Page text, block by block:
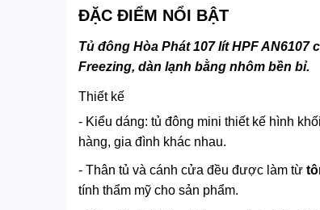
ĐẶC ĐIỂM NỔI BẬT
Tủ đông Hòa Phát 107 lít HPF
Freezing, dàn lạnh bằng nhôm bền bỉ.
Thiết kế
- Kiểu dáng: tủ đông mini thiết kế hình
hàng, gia đình khác nhau.
- Thân tủ và cánh cửa đều được làm từ
tính thẩm mỹ cho sản phẩm.